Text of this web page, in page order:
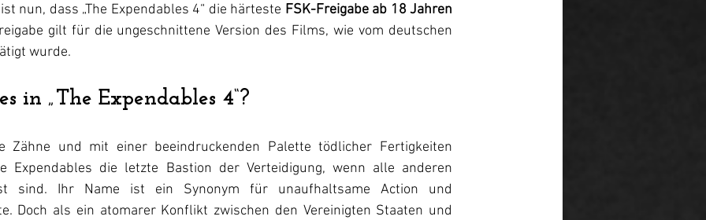
nun, dass „The Expendables 4“ die härteste FSK-Freigabe ab 18 Jahren
gilt für die ungeschnittene Version des Films, wie vom deutschen
wurde.
in „The Expendables 4“?
Zähne und mit einer beeindruckenden Palette tödlicher Fertigkeiten
Expendables die letzte Bastion der Verteidigung, wenn alle anderen
sind. Ihr Name ist ein Synonym für unaufhaltsame Action und
Doch als ein atomarer Konflikt zwischen den Vereinigten Staaten und